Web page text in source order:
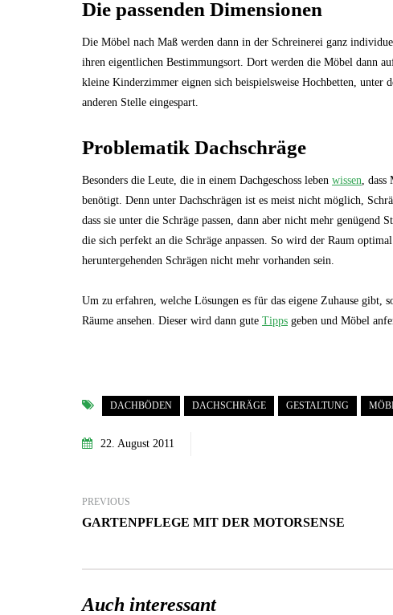
Die passenden Dimensionen
Die Möbel nach Maß werden dann in der Schreinerei ganz
ihren eigentlichen Bestimmungsort. Dort werden die Möbel dann
kleine Kinderzimmer eignen sich beispielsweise Hochbetten,
anderen Stelle eingespart.
Problematik Dachschräge
Besonders die Leute, die in einem Dachgeschoss leben wissen, dass
benötigt. Denn unter Dachschrägen ist es meist nicht möglich,
dass sie unter die Schräge passen, dann aber nicht mehr genügend
die sich perfekt an die Schräge anpassen. So wird der Raum
heruntergehenden Schrägen nicht mehr vorhanden sein.
Um zu erfahren, welche Lösungen es für das eigene Zuhause gibt,
Räume ansehen. Dieser wird dann gute Tipps geben und Möbel
DACHBÖDEN DACHSCHRÄGE GESTALTUNG
22. August 2011
PREVIOUS
GARTENPFLEGE MIT DER MOTORSENSE
Auch interessant